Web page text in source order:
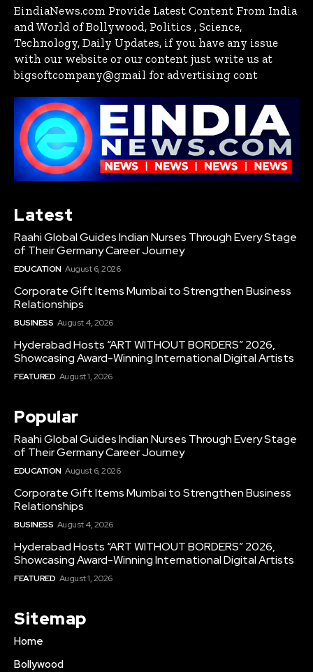
EindiaNews.com Provide Latest Content From India
and World of Bollywood, Politics , Science,
Technology, Daily Updates, if you have any issue
with our website or our content just write us at
bigsoftcompany@gmail for advertising cont
Latest
Raahi Global Guides Indian Nurses Through Every Stage
of Their Germany Career Journey
EDUCATION August 6, 2026
Corporate Gift Items Mumbai to Strengthen Business
Relationships
BUSINESS August 4, 2026
Hyderabad Hosts “ART WITHOUT BORDERS” 2026,
Showcasing Award-Winning International Digital Artists
FEATURED August 1, 2026
Popular
Raahi Global Guides Indian Nurses Through Every Stage
of Their Germany Career Journey
EDUCATION August 6, 2026
Corporate Gift Items Mumbai to Strengthen Business
Relationships
BUSINESS August 4, 2026
Hyderabad Hosts “ART WITHOUT BORDERS” 2026,
Showcasing Award-Winning International Digital Artists
FEATURED August 1, 2026
Sitemap
Home
Bollywood